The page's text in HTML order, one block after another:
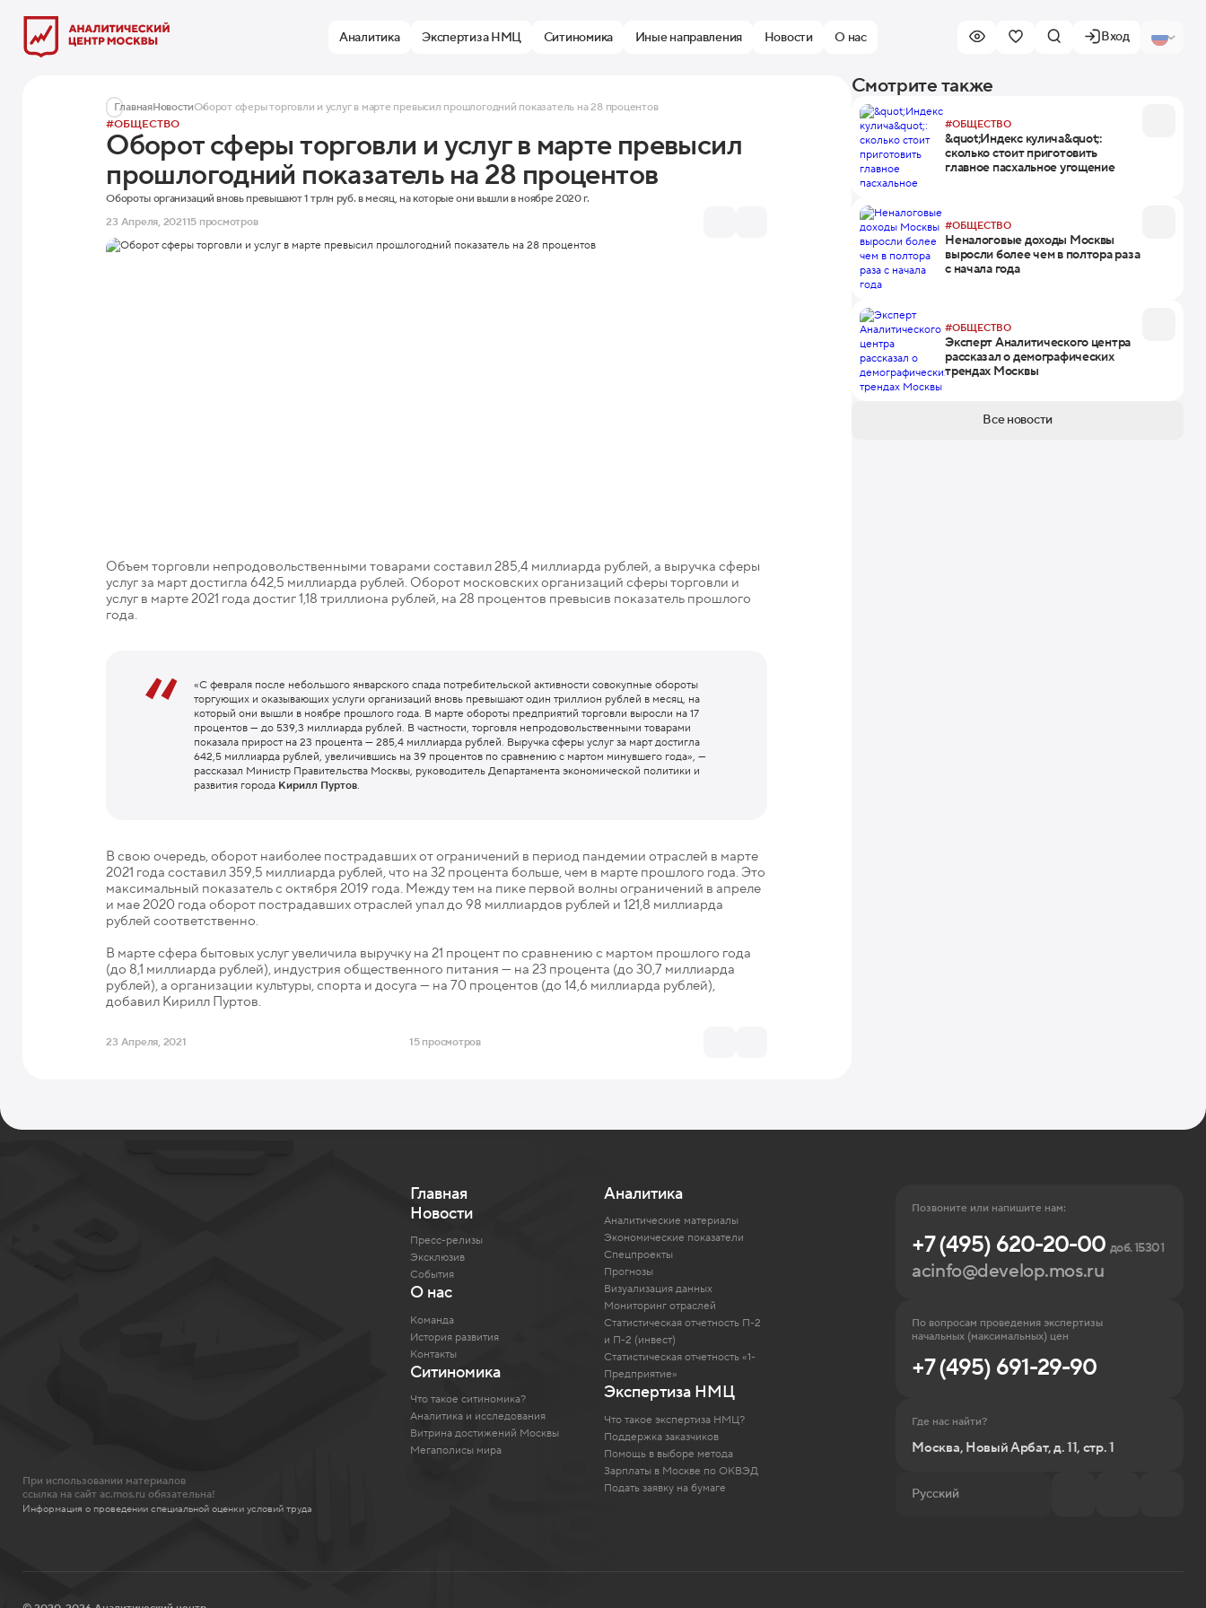
Аналитика Экспертиза НМЦ Ситиномика Иные направления Новости О нас Вход
ГлавнаяНовостиОборот сферы торговли и услуг в марте превысил прошлогодний показатель на 28 процентов
#ОБЩЕСТВО
Оборот сферы торговли и услуг в марте превысил
прошлогодний показатель на 28 процентов
Обороты организаций вновь превышают 1 трлн руб. в месяц, на которые они вышли в ноябре 2020 г.
23 Апреля, 202115 просмотров
Объем торговли непродовольственными товарами составил 285,4 миллиарда рублей, а выручка сферы
услуг за март достигла 642,5 миллиарда рублей. Оборот московских организаций сферы торговли и
услуг в марте 2021 года достиг 1,18 триллиона рублей, на 28 процентов превысив показатель прошлого
года.
«С февраля после небольшого январского спада потребительской активности совокупные обороты
торгующих и оказывающих услуги организаций вновь превышают один триллион рублей в месяц, на
который они вышли в ноябре прошлого года. В марте обороты предприятий торговли выросли на 17
процентов — до 539,3 миллиарда рублей. В частности, торговля непродовольственными товарами
показала прирост на 23 процента — 285,4 миллиарда рублей. Выручка сферы услуг за март достигла
642,5 миллиарда рублей, увеличившись на 39 процентов по сравнению с мартом минувшего года», —
рассказал Министр Правительства Москвы, руководитель Департамента экономической политики и
развития города Кирилл Пуртов.
В свою очередь, оборот наиболее пострадавших от ограничений в период пандемии отраслей в марте
2021 года составил 359,5 миллиарда рублей, что на 32 процента больше, чем в марте прошлого года. Это
максимальный показатель с октября 2019 года. Между тем на пике первой волны ограничений в апреле
и мае 2020 года оборот пострадавших отраслей упал до 98 миллиардов рублей и 121,8 миллиарда
рублей соответственно.
В марте сфера бытовых услуг увеличила выручку на 21 процент по сравнению с мартом прошлого года
(до 8,1 миллиарда рублей), индустрия общественного питания — на 23 процента (до 30,7 миллиарда
рублей), а организации культуры, спорта и досуга — на 70 процентов (до 14,6 миллиарда рублей),
добавил Кирилл Пуртов.
23 Апреля, 2021 15 просмотров
Смотрите также
#ОБЩЕСТВО
&quot;Индекс кулича&quot;:
сколько стоит приготовить
главное пасхальное угощение
#ОБЩЕСТВО
Неналоговые доходы Москвы
выросли более чем в полтора раза
с начала года
#ОБЩЕСТВО
Эксперт Аналитического центра
рассказал о демографических
трендах Москвы
Все новости
При использовании материалов
ссылка на сайт ac.mos.ru обязательна!
Информация о проведении специальной оценки условий труда
Главная
Новости
Пресс-релизы
Эксклюзив
События
О нас
Команда
История развития
Контакты
Ситиномика
Что такое ситиномика?
Аналитика и исследования
Витрина достижений Москвы
Мегаполисы мира
Аналитика
Аналитические материалы
Экономические показатели
Спецпроекты
Прогнозы
Визуализация данных
Мониторинг отраслей
Статистическая отчетность П-2
и П-2 (инвест)
Статистическая отчетность «1-
Предприятие»
Экспертиза НМЦ
Что такое экспертиза НМЦ?
Поддержка заказчиков
Помощь в выборе метода
Зарплаты в Москве по ОКВЭД
Подать заявку на бумаге
Позвоните или напишите нам:
+7 (495) 620-20-00 доб. 15301
acinfo@develop.mos.ru
По вопросам проведения экспертизы
начальных (максимальных) цен
+7 (495) 691-29-90
Где нас найти?
Москва, Новый Арбат, д. 11, стр. 1
Русский